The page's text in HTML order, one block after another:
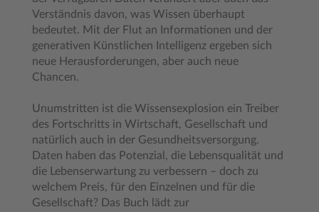
Verständnis davon, was Wissen überhaupt
bedeutet. Mit der Flut an Informationen und der
generativen Künstlichen Intelligenz ergeben sich
neue Herausforderungen, aber auch neue
Chancen.
Unumstritten ist die Wissensexplosion ein Treiber
des Fortschritts in Wirtschaft, Gesellschaft und
natürlich auch in der Gesundheitsversorgung.
Daten haben das Potenzial, die Lebensqualität und
die Lebenserwartung zu verbessern – doch zu
welchem Preis, für den Einzelnen und für die
Gesellschaft? Das Buch lädt zur